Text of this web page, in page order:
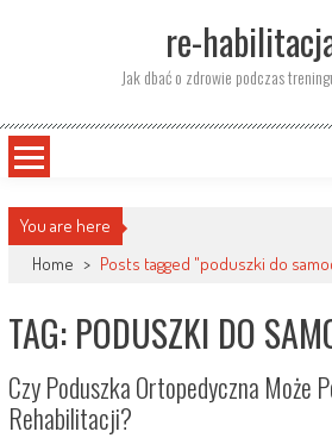
re-
Jak dbać o zdrowie podczas
You are here
Home > Posts tagged "poduszki do
TAG: PODUSZKI DO
Czy Poduszka Ortopedyczna Może
Rehabilitacji?